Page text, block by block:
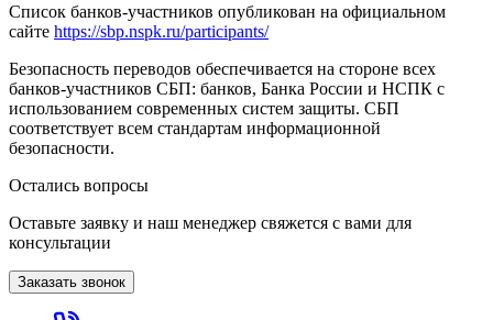
Список банков-участников опубликован на официальном
сайте https://sbp.nspk.ru/participants/
Безопасность переводов обеспечивается на стороне всех
банков-участников СБП: банков, Банка России и НСПК с
использованием современных систем защиты. СБП
соответствует всем стандартам информационной
безопасности.
Остались вопросы
Оставьте заявку и наш менеджер свяжется с вами для
консультации
Заказать звонок